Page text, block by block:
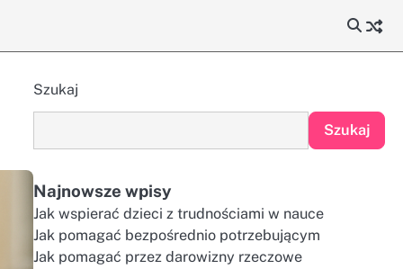
Szukaj
Szukaj
Najnowsze wpisy
Jak wspierać dzieci z trudnościami w nauce
Jak pomagać bezpośrednio potrzebującym
Jak pomagać przez darowizny rzeczowe